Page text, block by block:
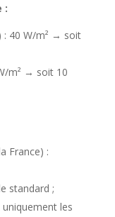
:
: 40 W/m² → soit
m² → soit 10
France) :
standard ;
les